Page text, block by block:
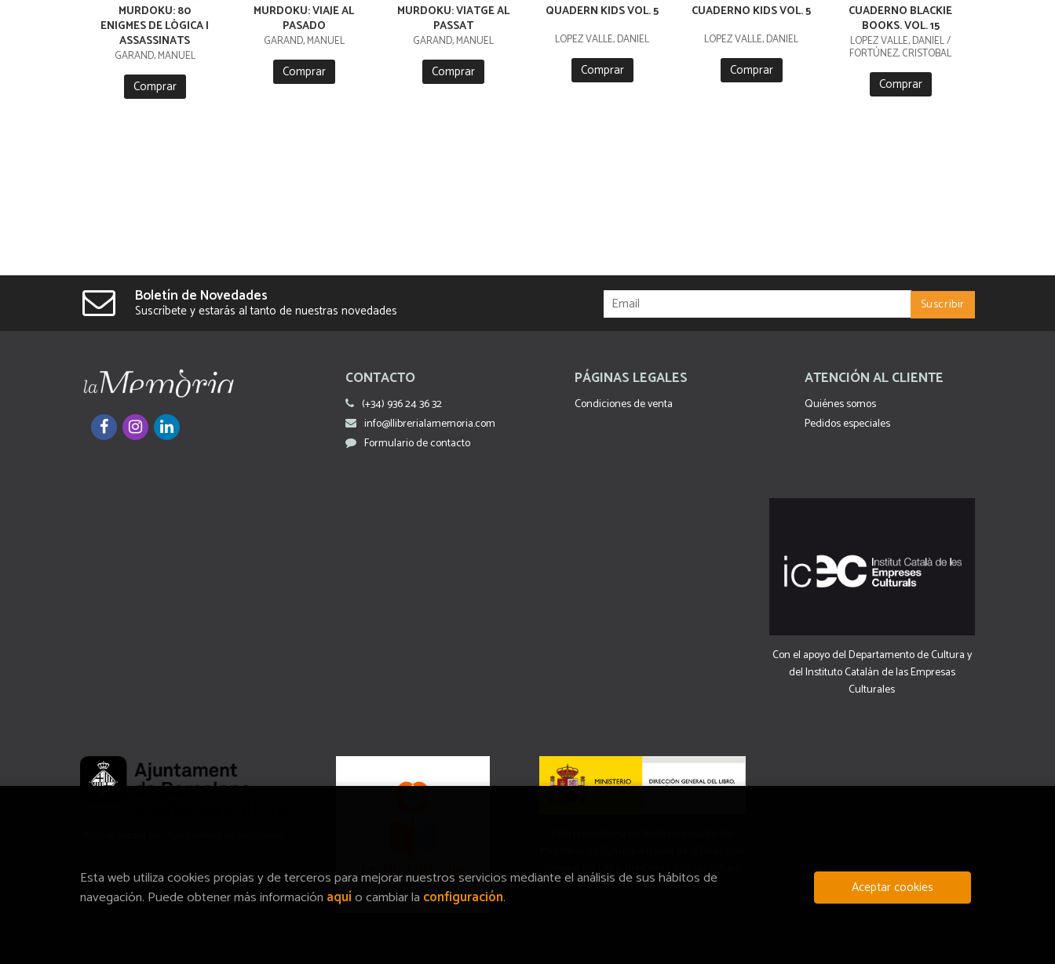
MURDOKU: 80
ENIGMES DE LÒGICA I
ASSASSINATS
GARAND, MANUEL
Comprar
MURDOKU: VIAJE AL
PASADO
GARAND, MANUEL
Comprar
MURDOKU: VIATGE AL
PASSAT
GARAND, MANUEL
Comprar
QUADERN KIDS VOL. 5
LÓPEZ VALLE, DANIEL
Comprar
CUADERNO KIDS VOL. 5
LÓPEZ VALLE, DANIEL
Comprar
CUADERNO BLACKIE
BOOKS. VOL. 15
LÓPEZ VALLE, DANIEL /
FORTÚNEZ, CRISTOBAL
Comprar
Boletín de Novedades
Suscríbete y estarás al tanto de nuestras novedades
CONTACTO
(+34) 936 24 36 32
info@llibrerialamemoria.com
Formulario de contacto
PÁGINAS LEGALES
Condiciones de venta
ATENCIÓN AL CLIENTE
Quiénes somos
Pedidos especiales
Con el apoyo del Departamento de Cultura y
del Instituto Catalán de las Empresas
Culturales
General del Libro, del Cómic y de la Lectura.
Esta web utiliza cookies propias y de terceros para mejorar nuestros servicios mediante el análisis de sus hábitos de
navegación. Puede obtener más información aquío cambiar la configuración. Aceptar cookies